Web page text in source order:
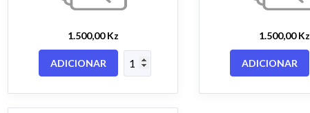
1.500,00 Kz
ADICIONAR
1.500,00 Kz
ADICIONAR